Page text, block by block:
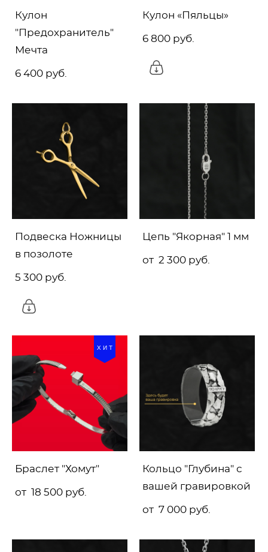
Кулон
"Предохранитель"
Мечта
6 400 pуб.
Кулон «Пяльцы»
6 800 pуб.
Подвеска Ножницы
в позолоте
5 300 pуб.
Цепь "Якорная" 1 мм
от 2 300 pуб.
ХИТ
Браслет "Хомут"
от 18 500 pуб.
Кольцо "Глубина" с
вашей гравировкой
от 7 000 pуб.